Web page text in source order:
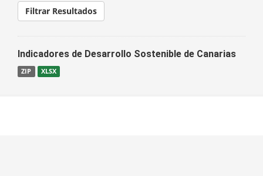
Filtrar Resultados
Indicadores de Desarrollo Sostenible de Canarias
ZIP XLSX